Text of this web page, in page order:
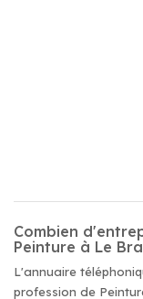
Combien
Peinture à Le
L'annuaire
profession de